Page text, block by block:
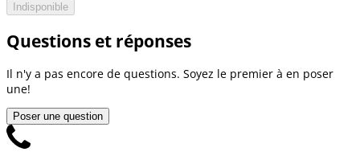
Indisponible
Questions et réponses
Il n'y a pas encore de questions. Soyez le premier à en poser
une!
Poser une question